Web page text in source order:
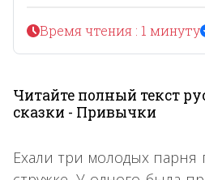
Время чтения : 1 минуту
Читайте полный текст
сказки - Привычки
Ехали три молодых парня